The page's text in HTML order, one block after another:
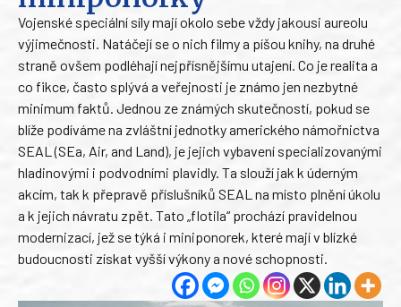
Vojenské speciální síly mají okolo sebe vždy jakousi aureolu
výjimečnosti. Natáčejí se o nich filmy a píšou knihy, na druhé
straně ovšem podléhají nejpřísnějšímu utajení. Co je realita a
co fikce, často splývá a veřejnosti je známo jen nezbytné
minimum faktů. Jednou ze známých skutečností, pokud se
blíže podíváme na zvláštní jednotky amerického námořnictva
SEAL (SEa, Air, and Land), je jejich vybavení specializovanými
hladinovými i podvodními plavidly. Ta slouží jak k úderným
akcím, tak k přepravě příslušníků SEAL na místo plnění úkolu
a k jejich návratu zpět. Tato „flotila“ prochází pravidelnou
modernizací, jež se týká i miniponorek, které mají v blízké
budoucnosti získat vyšší výkony a nové schopnosti.